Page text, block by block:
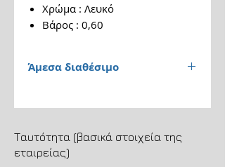
Χρώμα : Λευκό
Βάρος : 0,60
Άμεσα διαθέσιμο
Αποστολή μέσω ACS
Ταυτότητα (βασικά στοιχεία της
εταιρείας)